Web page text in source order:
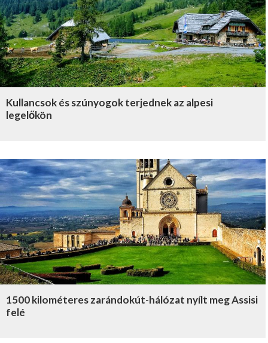
Kullancsok és szúnyogok terjednek az alpesi
legelőkön
1500 kilométeres zarándokút-hálózat nyílt meg Assisi
felé